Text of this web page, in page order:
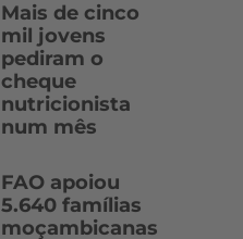
Mais de cinco
mil jovens
pediram o
cheque
nutricionista
num mês
FAO apoiou
5.640 famílias
moçambicanas